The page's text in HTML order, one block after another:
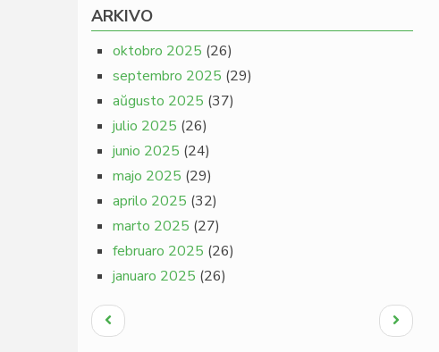
ARKIVO
oktobro 2025 (26)
septembro 2025 (29)
aŭgusto 2025 (37)
julio 2025 (26)
junio 2025 (24)
majo 2025 (29)
aprilo 2025 (32)
marto 2025 (27)
februaro 2025 (26)
januaro 2025 (26)
Pagination
Antaŭa
paĝo
Next
page